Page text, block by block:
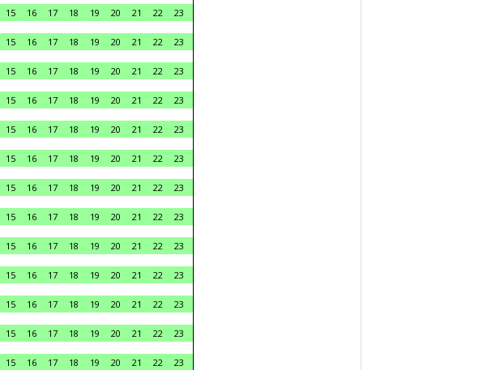
15 16 17 18 19 20 21 22
23
15 16 17 18 19 20 21 22
23
15 16 17 18 19 20 21 22
23
15 16 17 18 19 20 21 22
23
15 16 17 18 19 20 21 22
23
15 16 17 18 19 20 21 22
23
15 16 17 18 19 20 21 22
23
15 16 17 18 19 20 21 22
23
15 16 17 18 19 20 21 22
23
15 16 17 18 19 20 21 22
23
15 16 17 18 19 20 21 22
23
15 16 17 18 19 20 21 22
23
15 16 17 18 19 20 21 22
23